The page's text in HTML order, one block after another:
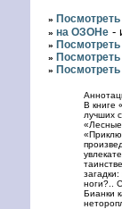
»
» на ОЗОНе -
» Посмотреть
» Посмотреть
»
В книге
лучших
ноги?..
Бианки